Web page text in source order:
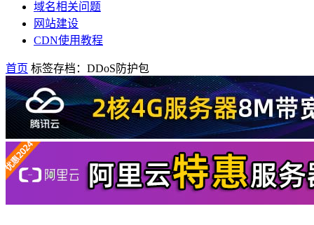
域名相关问题
网站建设
CDN使用教程
首页 标签存档：DDoS防护包